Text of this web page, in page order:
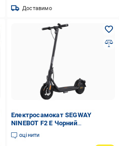
Доставимо
Електросамокат SEGWAY
NINEBOT F2 E Чорний
(AA.05.12.01.0003)
оцінити